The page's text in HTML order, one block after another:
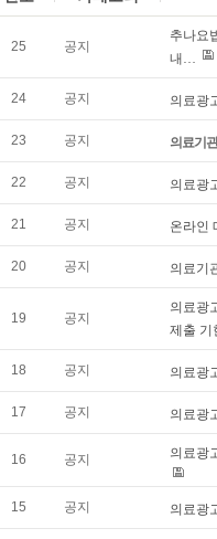
25 공지
추나요
내…
24 공지 의료광
23 공지 의료기
22 공지 의료광
21 공지 온라인
20 공지 의료기
19 공지
의료광
제출
18 공지 의료광
17 공지 의료광
16 공지 의료광
15 공지 의료광